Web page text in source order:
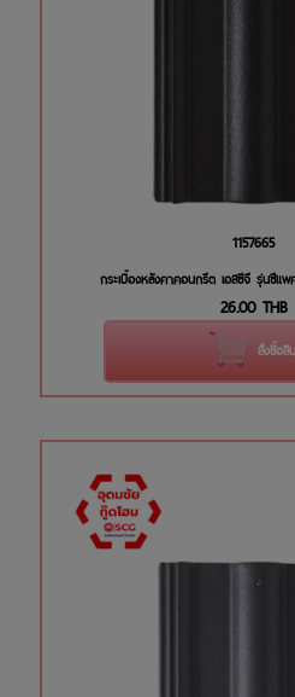
1157665
กระเบื้องหลังคาคอนกรีต เอสซีจี รุ่นซีแ
26.00 THB
สั่งซื้อสิ